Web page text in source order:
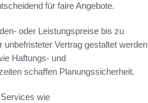
für faire Angebote.
oder Leistungspreise bis zu
Vertrag gestaltet werden
Haftungs- und
schaffen Planungssicherheit.
wie